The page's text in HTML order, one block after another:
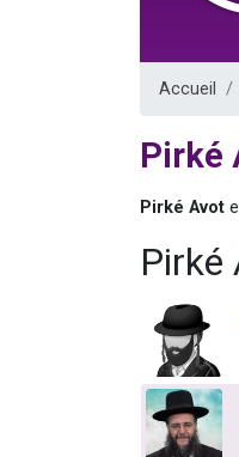
Accueil
Pirké
Pirké Avot
Pirké